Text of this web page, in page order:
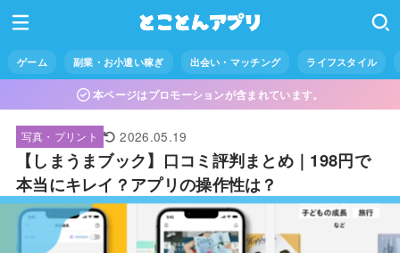
ゲーム 副業・お小遣い稼ぎ 出会い・マッチング ライフスタイル
本ページはプロモーションが含まれています。
写真・プリント 2026.05.19
【しまうまブック】口コミ評判まとめ｜198円で
本当にキレイ？アプリの操作性は？